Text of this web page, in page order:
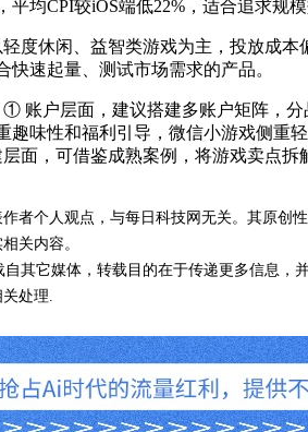
平均CPI较iOS端低22%，适合追求规
休闲、益智类游戏为主，投放成本
快速起量、测试市场需求的产品。
户层面，建议搭建多账户矩阵，分
趣味性和福利引导，微信小游戏侧重
面，可借鉴成熟案例，将游戏卖点拆
者个人观点，与每日科技网无关。其原创
关内容。
其它媒体，转载目的在于传递更多信息，
处理.